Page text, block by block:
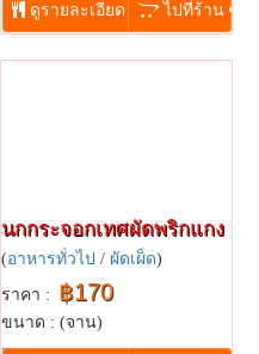
ดูรายละเอียด ไปที่ร้าน
นกกระจอกเทศผัดพริกแกง
(อาหารทั่วไป / ผัดเผ็ด)
ราคา : ฿170
ขนาด : (จาน)
...